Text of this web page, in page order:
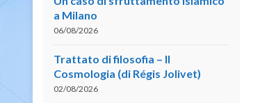
a Milano
06/08/2026
Trattato di filosofia – II
Cosmologia (di Régis Jolivet)
02/08/2026